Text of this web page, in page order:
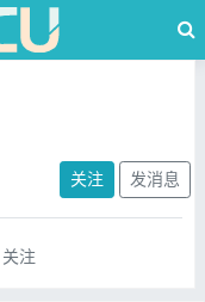
关注 发消息
关注